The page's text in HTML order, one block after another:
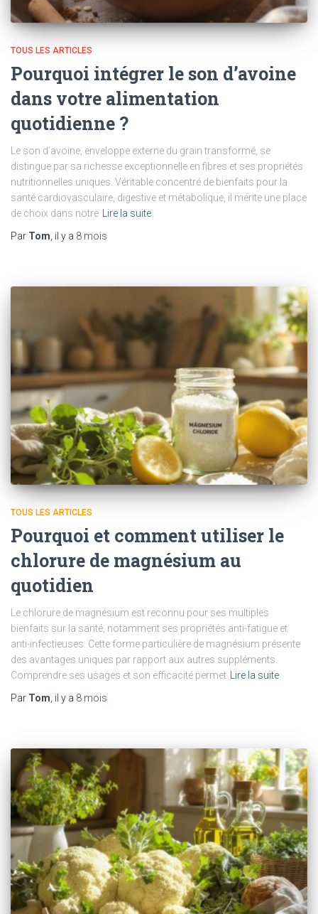
TOUS LES ARTICLES
Pourquoi intégrer le son d’avoine
dans votre alimentation
quotidienne ?
Le son d’avoine, enveloppe externe du grain transformé, se
distingue par sa richesse exceptionnelle en fibres et ses propriétés
nutritionnelles uniques. Véritable concentré de bienfaits pour la
santé cardiovasculaire, digestive et métabolique, il mérite une place
de choix dans notre
Lire la suite
Par Tom , il y a 8 mois
TOUS LES ARTICLES
Pourquoi et comment utiliser le
chlorure de magnésium au
quotidien
Le chlorure de magnésium est reconnu pour ses multiples
bienfaits sur la santé, notamment ses propriétés anti-fatigue et
anti-infectieuses. Cette forme particulière de magnésium présente
des avantages uniques par rapport aux autres suppléments.
Comprendre ses usages et son efficacité permet Lire la suite
Par Tom , il y a 8 mois